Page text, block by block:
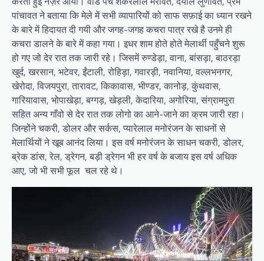
पांचावत ने बताया कि मेले में सभी व्यापारियों को साफ सफ़ाई का ध्यान रखने
के बारे में हिदायत दी गयी और जगह-जगह कचरा पात्र रखे है उनमे ही
कचरा डालने के बारे में कहा गया। इधर शाम होते होते मेलार्थी पहुँचने शुरू
हो गए जो देर रात तक जारी रहे। जिसमें रुण्डेड़ा, वाना, बांसड़ा, बाठरड़ा
खुर्द, खरसान, भटेवर, ईंटाली, रोहिड़ा, गवारड़ी, नवानिया, वल्लभनगर,
खेरोदा, विजयपुरा, तारावट, किकावास, भीण्डर, कानोड़, कुंथवास,
गारियावास, भोपाखेड़ा, बग्गड़, खेड़ली, केदारिया, अगोरिया, संग्रामपुरा
सहित अन्य गाँवो से देर रात तक लोगो का आने-जाने का क्रम जारी रहा।
जिन्होंने चकरी, डोलर और सर्कस, प्यारेलाल मनोरंजन के साधनों से
मेलार्थियों ने खूब आनंद लिया। इस वर्ष मनोरंजन के साधन चकरी, डोलर,
ब्रेक डांस, रेल, ड्रेगन, बड़ी ड्रेगन भी हर वर्ष के बजाय इस वर्ष अधिक
आए, जो भी सभी फूल चल रहे थे।